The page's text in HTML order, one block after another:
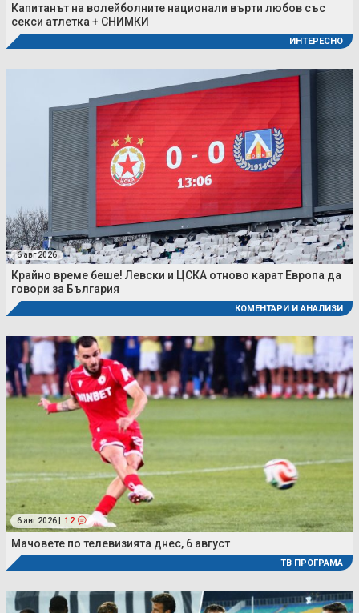
Капитанът на волейболните национали върти любов със
секси атлетка + СНИМКИ
ИНТЕРЕСНО
6 авг 2026
Крайно време беше! Левски и ЦСКА отново карат Европа да
говори за България
КОМЕНТАРИ И АНАЛИЗИ
6 авг 2026 | 12
Мачовете по телевизията днес, 6 август
ТВ ПРОГРАМА